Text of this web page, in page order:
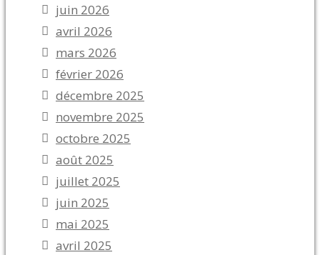
juin 2026
avril 2026
mars 2026
février 2026
décembre 2025
novembre 2025
octobre 2025
août 2025
juillet 2025
juin 2025
mai 2025
avril 2025